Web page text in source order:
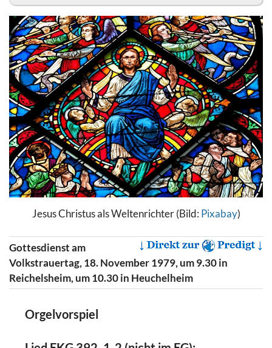
Jesus Christus als Weltenrichter (Bild: Pixabay)
Gottesdienst am
Volkstrauertag, 18. November 1979, um 9.30 in
Reichelsheim, um 10.30 in Heuchelheim
Orgelvorspiel